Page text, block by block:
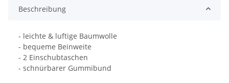
Beschreibung
- leichte & luftige Baumwolle
- bequeme Beinweite
- 2 Einschubtaschen
- schnürbarer Gummibund